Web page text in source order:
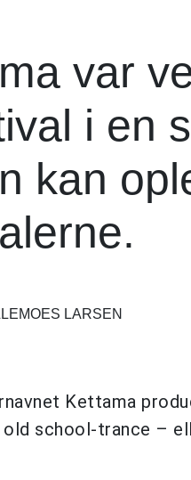
var
i en
kan
LARSEN
Kettama
school-trance –